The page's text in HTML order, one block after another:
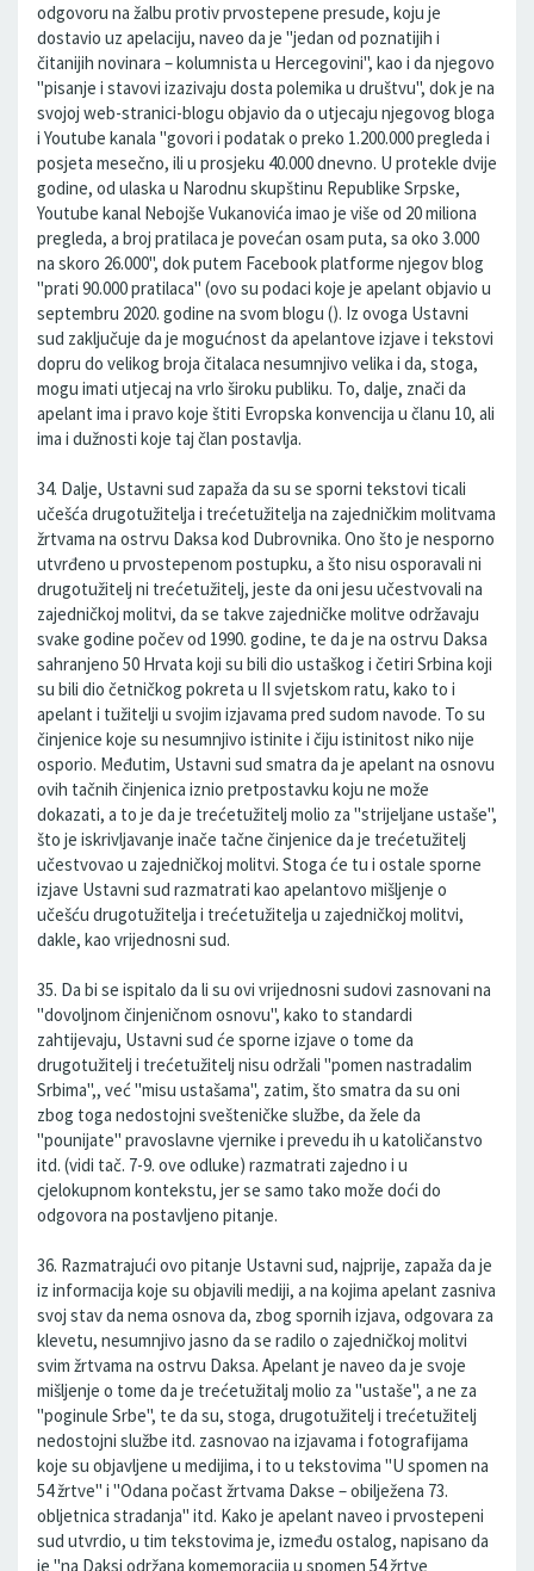
odgovoru na žalbu protiv prvostepene presude, koju je
dostavio uz apelaciju, naveo da je "jedan od poznatijih i
čitanijih novinara – kolumnista u Hercegovini", kao i da njegovo
"pisanje i stavovi izazivaju dosta polemika u društvu", dok je na
svojoj web-stranici-blogu objavio da o utjecaju njegovog bloga
i Youtube kanala "govori i podatak o preko 1.200.000 pregleda i
posjeta mesečno, ili u prosjeku 40.000 dnevno. U protekle dvije
godine, od ulaska u Narodnu skupštinu Republike Srpske,
Youtube kanal Nebojše Vukanovića imao je više od 20 miliona
pregleda, a broj pratilaca je povećan osam puta, sa oko 3.000
na skoro 26.000", dok putem Facebook platforme njegov blog
"prati 90.000 pratilaca" (ovo su podaci koje je apelant objavio u
septembru 2020. godine na svom blogu (). Iz ovoga Ustavni
sud zaključuje da je mogućnost da apelantove izjave i tekstovi
dopru do velikog broja čitalaca nesumnjivo velika i da, stoga,
mogu imati utjecaj na vrlo široku publiku. To, dalje, znači da
apelant ima i pravo koje štiti Evropska konvencija u članu 10, ali
ima i dužnosti koje taj član postavlja.
34. Dalje, Ustavni sud zapaža da su se sporni tekstovi ticali
učešća drugotužitelja i trećetužitelja na zajedničkim molitvama
žrtvama na ostrvu Daksa kod Dubrovnika. Ono što je nesporno
utvrđeno u prvostepenom postupku, a što nisu osporavali ni
drugotužitelj ni trećetužitelj, jeste da oni jesu učestvovali na
zajedničkoj molitvi, da se takve zajedničke molitve održavaju
svake godine počev od 1990. godine, te da je na ostrvu Daksa
sahranjeno 50 Hrvata koji su bili dio ustaškog i četiri Srbina koji
su bili dio četničkog pokreta u II svjetskom ratu, kako to i
apelant i tužitelji u svojim izjavama pred sudom navode. To su
činjenice koje su nesumnjivo istinite i čiju istinitost niko nije
osporio. Međutim, Ustavni sud smatra da je apelant na osnovu
ovih tačnih činjenica iznio pretpostavku koju ne može
dokazati, a to je da je trećetužitelj molio za "strijeljane ustaše",
što je iskrivljavanje inače tačne činjenice da je trećetužitelj
učestvovao u zajedničkoj molitvi. Stoga će tu i ostale sporne
izjave Ustavni sud razmatrati kao apelantovo mišljenje o
učešću drugotužitelja i trećetužitelja u zajedničkoj molitvi,
dakle, kao vrijednosni sud.
35. Da bi se ispitalo da li su ovi vrijednosni sudovi zasnovani na
"dovoljnom činjeničnom osnovu", kako to standardi
zahtijevaju, Ustavni sud će sporne izjave o tome da
drugotužitelj i trećetužitelj nisu održali "pomen nastradalim
Srbima",, već "misu ustašama", zatim, što smatra da su oni
zbog toga nedostojni svešteničke službe, da žele da
"pounijate" pravoslavne vjernike i prevedu ih u katoličanstvo
itd. (vidi tač. 7-9. ove odluke) razmatrati zajedno i u
cjelokupnom kontekstu, jer se samo tako može doći do
odgovora na postavljeno pitanje.
36. Razmatrajući ovo pitanje Ustavni sud, najprije, zapaža da je
iz informacija koje su objavili mediji, a na kojima apelant zasniva
svoj stav da nema osnova da, zbog spornih izjava, odgovara za
klevetu, nesumnjivo jasno da se radilo o zajedničkoj molitvi
svim žrtvama na ostrvu Daksa. Apelant je naveo da je svoje
mišljenje o tome da je trećetužitalj molio za "ustaše", a ne za
"poginule Srbe", te da su, stoga, drugotužitelj i trećetužitelj
nedostojni službe itd. zasnovao na izjavama i fotografijama
koje su objavljene u medijima, i to u tekstovima "U spomen na
54 žrtve" i "Odana počast žrtvama Dakse – obilježena 73.
obljetnica stradanja" itd. Kako je apelant naveo i prvostepeni
sud utvrdio, u tim tekstovima je, između ostalog, napisano da
je "na Daksi održana komemoracija u spomen 54 žrtve